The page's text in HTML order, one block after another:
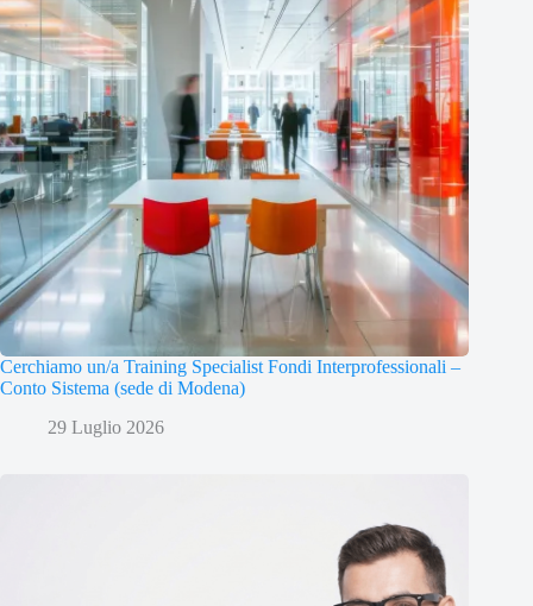
Cerchiamo un/a Training Specialist Fondi Interprofessionali –
Conto Sistema (sede di Modena)
29 Luglio 2026